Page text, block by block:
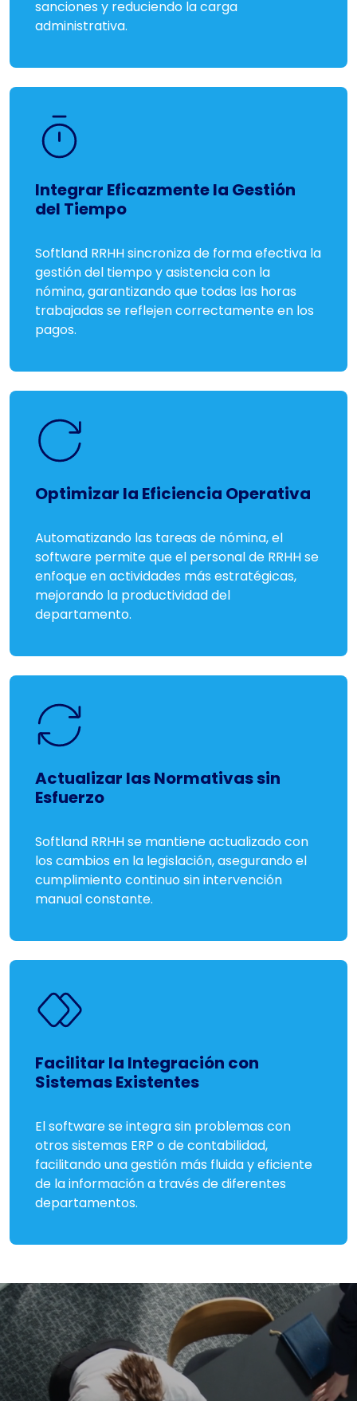
sanciones y reduciendo la carga
administrativa.
Integrar Eficazmente la Gestión
del Tiempo
Softland RRHH sincroniza de forma efectiva la
gestión del tiempo y asistencia con la
nómina, garantizando que todas las horas
trabajadas se reflejen correctamente en los
pagos.
Optimizar la Eficiencia Operativa
Automatizando las tareas de nómina, el
software permite que el personal de RRHH se
enfoque en actividades más estratégicas,
mejorando la productividad del
departamento.
Actualizar las Normativas sin
Esfuerzo
Softland RRHH se mantiene actualizado con
los cambios en la legislación, asegurando el
cumplimiento continuo sin intervención
manual constante.
Facilitar la Integración con
Sistemas Existentes
El software se integra sin problemas con
otros sistemas ERP o de contabilidad,
facilitando una gestión más fluida y eficiente
de la información a través de diferentes
departamentos.